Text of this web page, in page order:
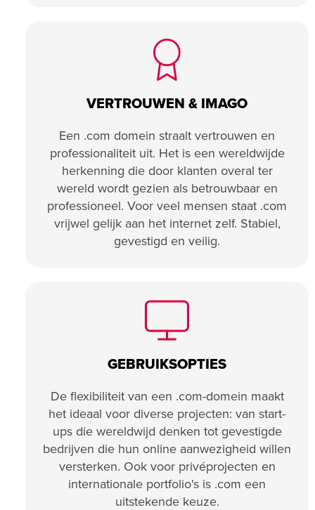
VERTROUWEN & IMAGO
Een .com domein straalt vertrouwen en
professionaliteit uit. Het is een wereldwijde
herkenning die door klanten overal ter
wereld wordt gezien als betrouwbaar en
professioneel. Voor veel mensen staat .com
vrijwel gelijk aan het internet zelf. Stabiel,
gevestigd en veilig.
GEBRUIKSOPTIES
De flexibiliteit van een .com-domein maakt
het ideaal voor diverse projecten: van start-
ups die wereldwijd denken tot gevestigde
bedrijven die hun online aanwezigheid willen
versterken. Ook voor privéprojecten en
internationale portfolio's is .com een
uitstekende keuze.